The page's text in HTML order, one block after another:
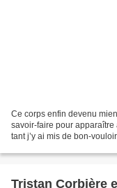
Ce corps enfin devenu
savoir-faire pour apparaître
tant j’y ai mis de bon-
Tristan Corbière